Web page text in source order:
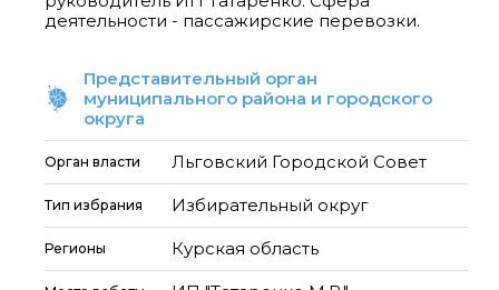
деятельности - пассажирские перевозки.
Представительный орган
муниципального района и городского
округа
Орган власти Льговский Городской Совет
Тип избрания Избирательный округ
Регионы Курская область